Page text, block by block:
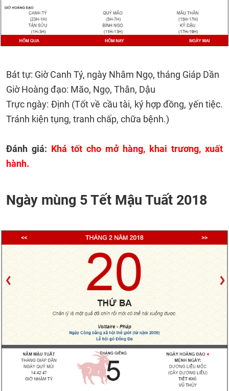
Bát tự: Giờ Canh Tý, ngày Nhâm Ngọ, tháng Giáp Dần
Giờ Hoàng đạo: Mão, Ngọ, Thân, Dậu
Trực ngày: Định (Tốt về cầu tài, ký hợp đồng, yến tiệc.
Tránh kiện tụng, tranh chấp, chữa bệnh.)
Đánh giá: Khá tốt cho mở hàng, khai trương, xuất
hành.
Ngày mùng 5 Tết Mậu Tuất 2018